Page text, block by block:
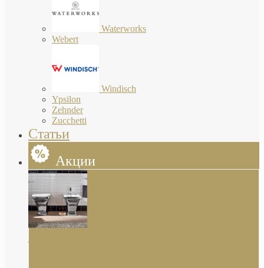
Waterworks
Webert
Windisch
Ypsilon
Zehnder
Zucchetti
Статьи
Акции
Butterfly Scarabeo КОМПЛЕКТ санфаянса
глянцевая платина В НАЛИЧИИ